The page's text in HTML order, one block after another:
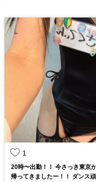
1
20時〜出勤！！ 今さっき東京
帰ってきましたー！！ ダンス